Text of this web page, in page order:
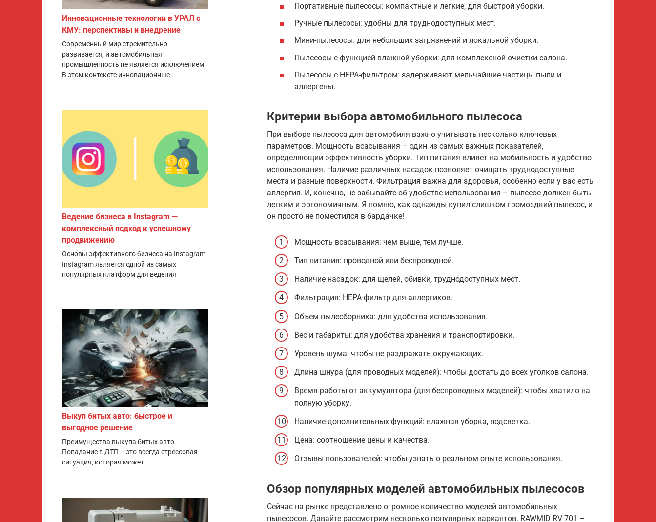
Портативные пылесосы: компактные и легкие, для быстрой уборки.
Ручные пылесосы: удобны для труднодоступных мест.
Мини-пылесосы: для небольших загрязнений и локальной уборки.
Пылесосы с функцией влажной уборки: для комплексной очистки салона.
Пылесосы с HEPA-фильтром: задерживают мельчайшие частицы пыли и
аллергены.
Критерии выбора автомобильного пылесоса
При выборе пылесоса для автомобиля важно учитывать несколько ключевых
параметров. Мощность всасывания – один из самых важных показателей,
определяющий эффективность уборки. Тип питания влияет на мобильность и удобство
использования. Наличие различных насадок позволяет очищать труднодоступные
места и разные поверхности. Фильтрация важна для здоровья, особенно если у вас есть
аллергия. И, конечно, не забывайте об удобстве использования – пылесос должен быть
легким и эргономичным. Я помню, как однажды купил слишком громоздкий пылесос, и
он просто не поместился в бардачке!
Мощность всасывания: чем выше, тем лучше.
Тип питания: проводной или беспроводной.
Наличие насадок: для щелей, обивки, труднодоступных мест.
Фильтрация: HEPA-фильтр для аллергиков.
Объем пылесборника: для удобства использования.
Вес и габариты: для удобства хранения и транспортировки.
Уровень шума: чтобы не раздражать окружающих.
Длина шнура (для проводных моделей): чтобы достать до всех уголков салона.
Время работы от аккумулятора (для беспроводных моделей): чтобы хватило на
полную уборку.
Наличие дополнительных функций: влажная уборка, подсветка.
Цена: соотношение цены и качества.
Отзывы пользователей: чтобы узнать о реальном опыте использования.
Обзор популярных моделей автомобильных пылесосов
Сейчас на рынке представлено огромное количество моделей автомобильных
пылесосов. Давайте рассмотрим несколько популярных вариантов. RAWMID RV-701 –
Инновационные технологии в УРАЛ с
КМУ: перспективы и внедрение
Современный мир стремительно
развивается, и автомобильная
промышленность не является исключением.
В этом контексте инновационные
Ведение бизнеса в Instagram —
комплексный подход к успешному
продвижению
Основы эффективного бизнеса на Instagram
Instagram является одной из самых
популярных платформ для ведения
Выкуп битых авто: быстрое и
выгодное решение
Преимущества выкупа битых авто
Попадание в ДТП – это всегда стрессовая
ситуация, которая может